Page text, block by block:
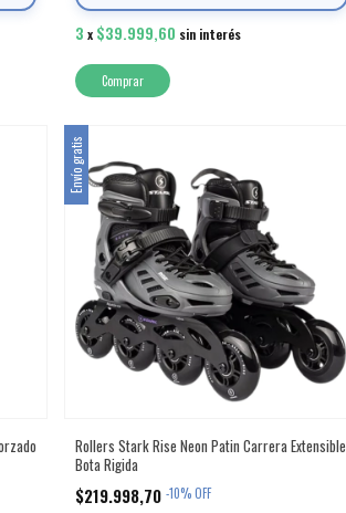
3 x $39.999,60 sin interés
Comprar
Envío gratis
Rollers Stark Rise Neon Patin Carrera Extensible
Bota Rigida
$219.998,70-10%OFF